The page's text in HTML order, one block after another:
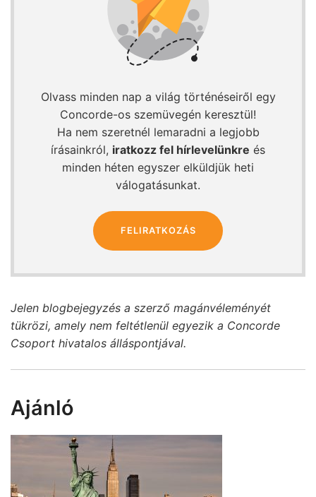
Olvass minden nap a világ történéseiről egy
Concorde-os szemüvegén keresztül!
Ha nem szeretnél lemaradni a legjobb
írásainkról, iratkozz fel hírlevelünkre és
minden héten egyszer elküldjük heti
válogatásunkat.
FELIRATKOZÁS
Jelen blogbejegyzés a szerző magánvéleményét
tükrözi, amely nem feltétlenül egyezik a Concorde
Csoport hivatalos álláspontjával.
Ajánló